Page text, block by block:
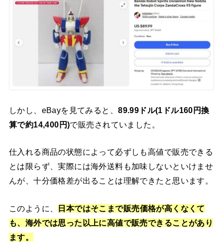
しかし、eBayを見てみると、89.99ドル(1ドル160円換
算で約14,400円)で販売されていました。
仕入れる商品の状態によって必ずしも高値で販売できる
とは限らず、実際には海外送料も加味しないといけませ
んが、十分価格差が出ることは理解できたと思います。
このように、
日本ではそこまで販売価格が高くなくて
も、海外では思った以上に高値で販売できることがあり
ます。